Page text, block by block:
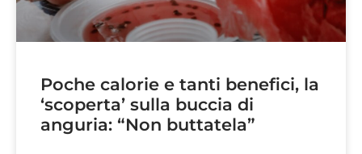
Poche calorie e tanti benefici, la
‘scoperta’ sulla buccia di
anguria: “Non buttatela”